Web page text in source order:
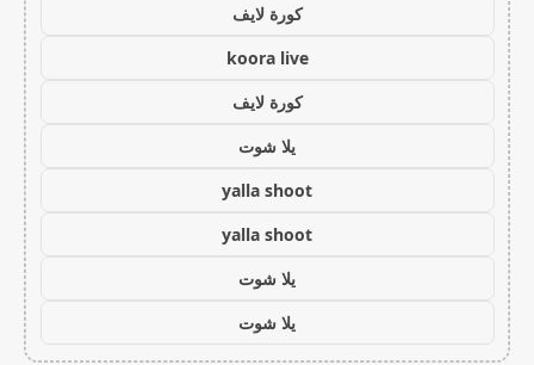
كورة لايف
koora live
كورة لايف
يلا شوت
yalla shoot
yalla shoot
يلا شوت
يلا شوت